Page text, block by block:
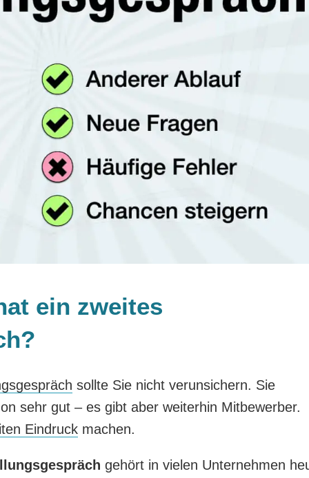
ein zweites
sollte Sie nicht verunsichern. Sie
sehr gut – es gibt aber weiterhin Mitbewerber.
Eindruckmachen.
gehört in vielen Unternehmen